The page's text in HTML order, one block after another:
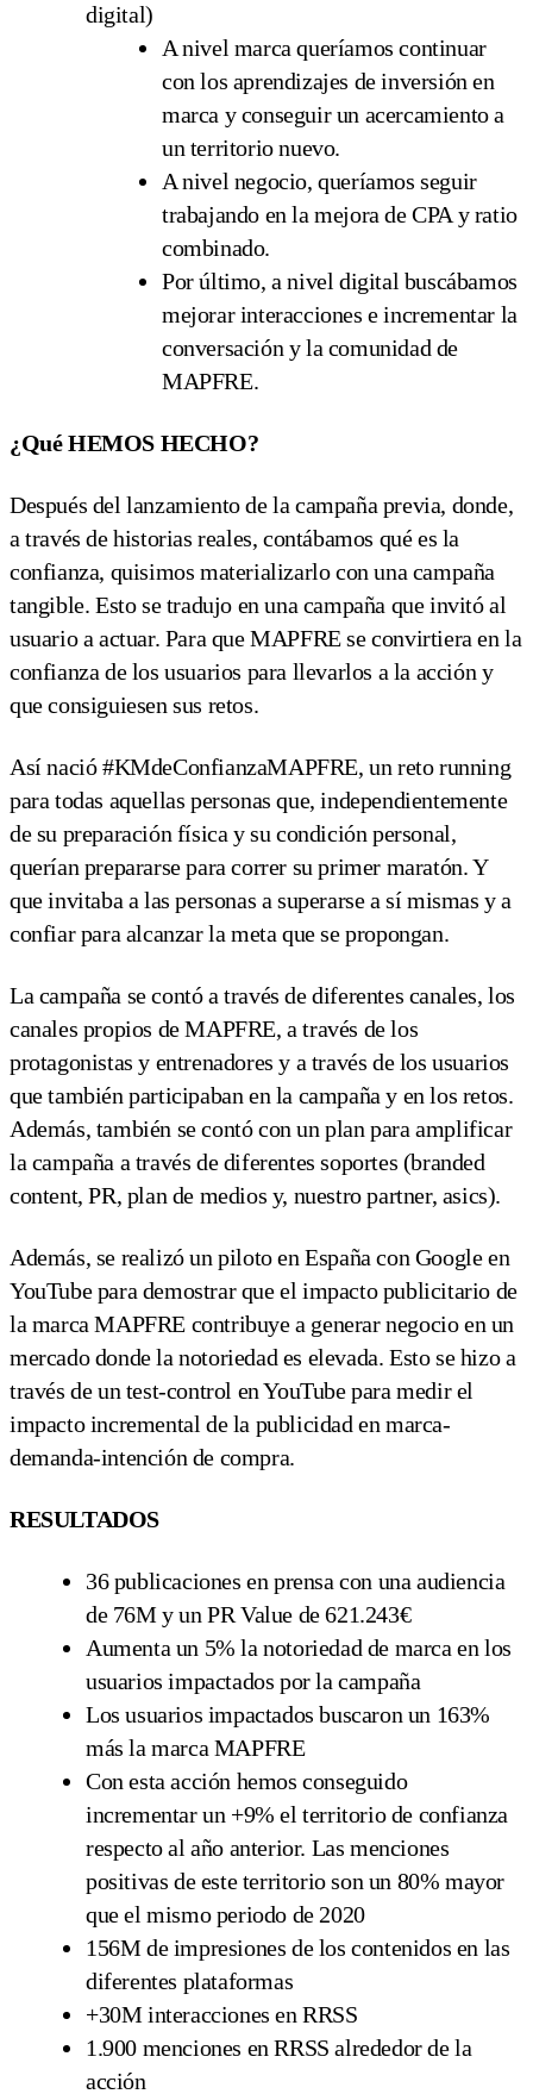
digital)
A nivel marca queríamos continuar
con los aprendizajes de inversión en
marca y conseguir un acercamiento a
un territorio nuevo.
A nivel negocio, queríamos seguir
trabajando en la mejora de CPA y ratio
combinado.
Por último, a nivel digital buscábamos
mejorar interacciones e incrementar la
conversación y la comunidad de
MAPFRE.
¿Qué HEMOS HECHO?
Después del lanzamiento de la campaña previa, donde,
a través de historias reales, contábamos qué es la
confianza, quisimos materializarlo con una campaña
tangible. Esto se tradujo en una campaña que invitó al
usuario a actuar. Para que MAPFRE se convirtiera en la
confianza de los usuarios para llevarlos a la acción y
que consiguiesen sus retos.
Así nació #KMdeConfianzaMAPFRE, un reto running
para todas aquellas personas que, independientemente
de su preparación física y su condición personal,
querían prepararse para correr su primer maratón. Y
que invitaba a las personas a superarse a sí mismas y a
confiar para alcanzar la meta que se propongan.
La campaña se contó a través de diferentes canales, los
canales propios de MAPFRE, a través de los
protagonistas y entrenadores y a través de los usuarios
que también participaban en la campaña y en los retos.
Además, también se contó con un plan para amplificar
la campaña a través de diferentes soportes (branded
content, PR, plan de medios y, nuestro partner, asics).
Además, se realizó un piloto en España con Google en
YouTube para demostrar que el impacto publicitario de
la marca MAPFRE contribuye a generar negocio en un
mercado donde la notoriedad es elevada. Esto se hizo a
través de un test-control en YouTube para medir el
impacto incremental de la publicidad en marca-
demanda-intención de compra.
RESULTADOS
36 publicaciones en prensa con una audiencia
de 76M y un PR Value de 621.243€
Aumenta un 5% la notoriedad de marca en los
usuarios impactados por la campaña
Los usuarios impactados buscaron un 163%
más la marca MAPFRE
Con esta acción hemos conseguido
incrementar un +9% el territorio de confianza
respecto al año anterior. Las menciones
positivas de este territorio son un 80% mayor
que el mismo periodo de 2020
156M de impresiones de los contenidos en las
diferentes plataformas
+30M interacciones en RRSS
1.900 menciones en RRSS alrededor de la
acción